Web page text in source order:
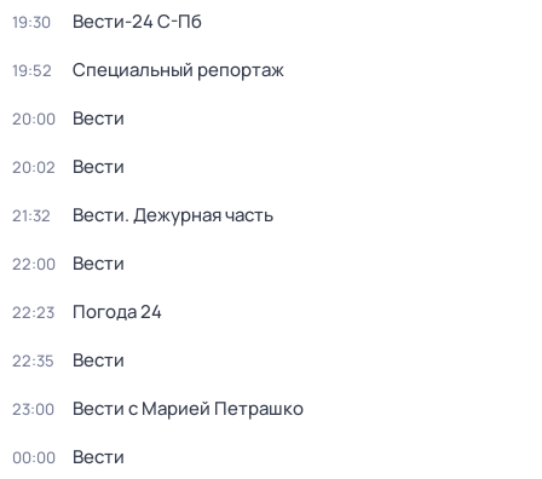
19:30 Вести-24 С-Пб
19:52 Специальный репортаж
20:00 Вести
20:02 Вести
21:32 Вести. Дежурная часть
22:00 Вести
22:23 Погода 24
22:35 Вести
23:00 Вести с Марией Петрашко
00:00 Вести